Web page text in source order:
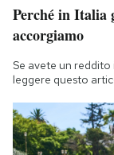
Perché in Italia
accorgiamo
Se avete un
leggere questo